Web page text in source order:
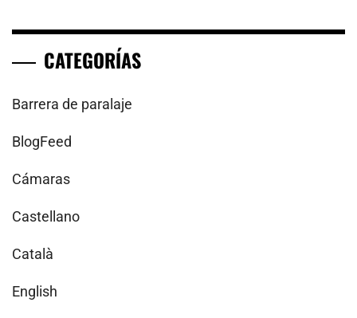
CATEGORÍAS
Barrera de paralaje
BlogFeed
Cámaras
Castellano
Català
English